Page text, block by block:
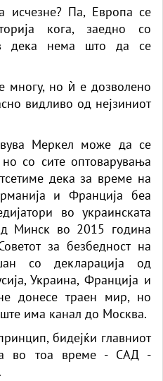
исчезне? Па, Европа се
кога, заедно со
дека нема што да се
многу, но ѝ е дозволено
видливо од нејзиниот
Меркел може да се
со сите оптоварувања
дека за време на
и Франција беа
во украинската
Минск во 2015 година
за безбедност на
со декларација од
Украина, Франција и
донесе траен мир, но
има канал до Москва.
бидејќи главниот
во тоа време - САД -